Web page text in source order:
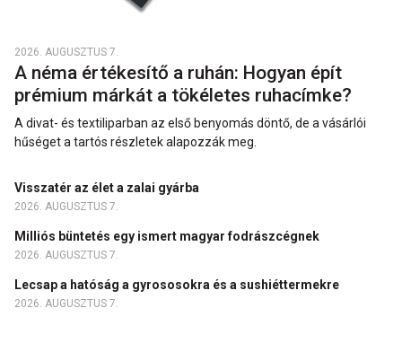
2026. AUGUSZTUS 7.
A néma értékesítő a ruhán: Hogyan épít
prémium márkát a tökéletes ruhacímke?
A divat- és textiliparban az első benyomás döntő, de a vásárlói
hűséget a tartós részletek alapozzák meg.
Visszatér az élet a zalai gyárba
2026. AUGUSZTUS 7.
Milliós büntetés egy ismert magyar fodrászcégnek
2026. AUGUSZTUS 7.
Lecsap a hatóság a gyrososokra és a sushiéttermekre
2026. AUGUSZTUS 7.